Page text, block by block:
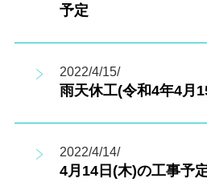
予定
2022/4/15/
雨天休工(令和4年4月
2022/4/14/
4月14日(木)の工事予